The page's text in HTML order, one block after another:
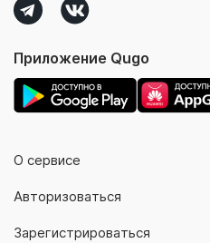
О сервисе
Авторизоваться
Зарегистрироваться
Приложение Qugo